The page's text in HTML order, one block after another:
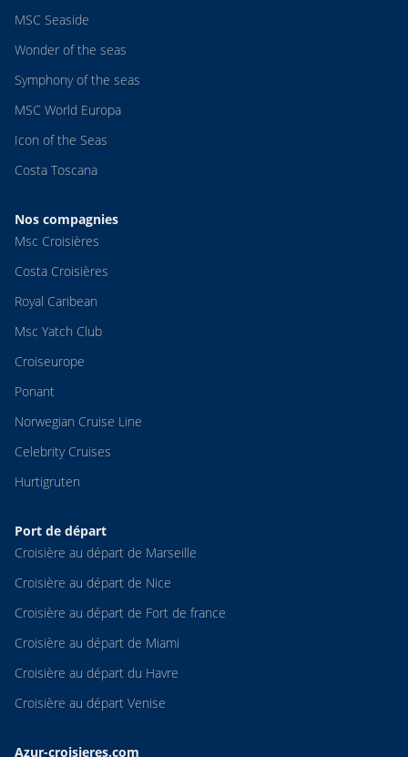
MSC Seaside
Wonder of the seas
Symphony of the seas
MSC World Europa
Icon of the Seas
Costa Toscana
Nos compagnies
Msc Croisières
Costa Croisières
Royal Caribean
Msc Yatch Club
Croiseurope
Ponant
Norwegian Cruise Line
Celebrity Cruises
Hurtigruten
Port de départ
Croisière au départ de Marseille
Croisière au départ de Nice
Croisière au départ de Fort de france
Croisière au départ de Miami
Croisière au départ du Havre
Croisière au départ Venise
Azur-croisieres.com